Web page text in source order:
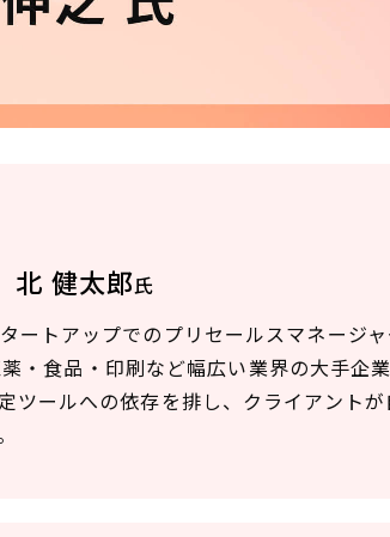
北 健太郎氏
ートアップでのプリセールスマネージャ
・食品・印刷など幅広い業界の大手企
ツールへの依存を排し、クライアントが